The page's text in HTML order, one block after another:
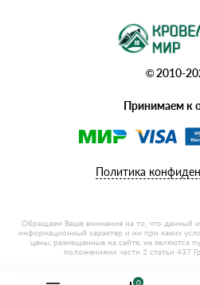
0
© 2010-
Принимаем к
Политика